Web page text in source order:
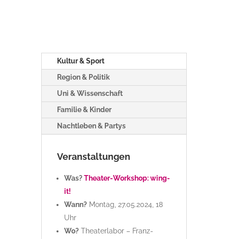
Kultur & Sport
Region & Politik
Uni & Wissenschaft
Familie & Kinder
Nachtleben & Partys
Veranstaltungen
Was?Theater-Workshop: wing-
it!
Wann?Montag, 27.05.2024, 18
Uhr
Wo?Theaterlabor – Franz-